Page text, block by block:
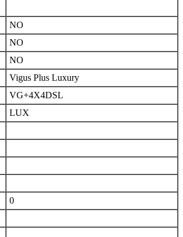
NO
NO
NO
Vigus Plus Luxury
VG+4X4DSL
LUX
0